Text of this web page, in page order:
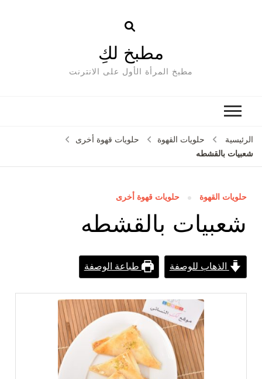
مطبخ لكِ
مطبخ المرأة الأول على الانترنت
الرئيسية حلويات القهوة
حلويات قهوة أخرى
شعبيات بالقشطه
حلويات القهوة حلويات قهوة أخرى
شعبيات بالقشطه
الذهاب للوصفة طباعة الوصفة